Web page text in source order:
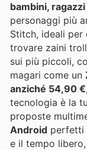
bambini,
personaggi più
Stitch, ideali per
trovare zaini
sui più piccoli,
magari come un
anziché 54,90 €
tecnologia è la
proposte
Android perfetti
e il tempo